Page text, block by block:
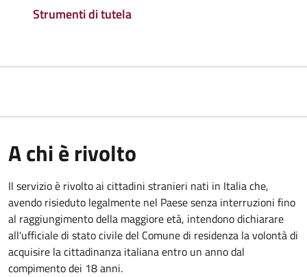
Strumenti di tutela
A chi è rivolto
Il servizio è rivolto ai cittadini stranieri nati in Italia che,
avendo risieduto legalmente nel Paese senza interruzioni fino
al raggiungimento della maggiore età, intendono dichiarare
all'ufficiale di stato civile del Comune di residenza la volontà di
acquisire la cittadinanza italiana entro un anno dal
compimento dei 18 anni.